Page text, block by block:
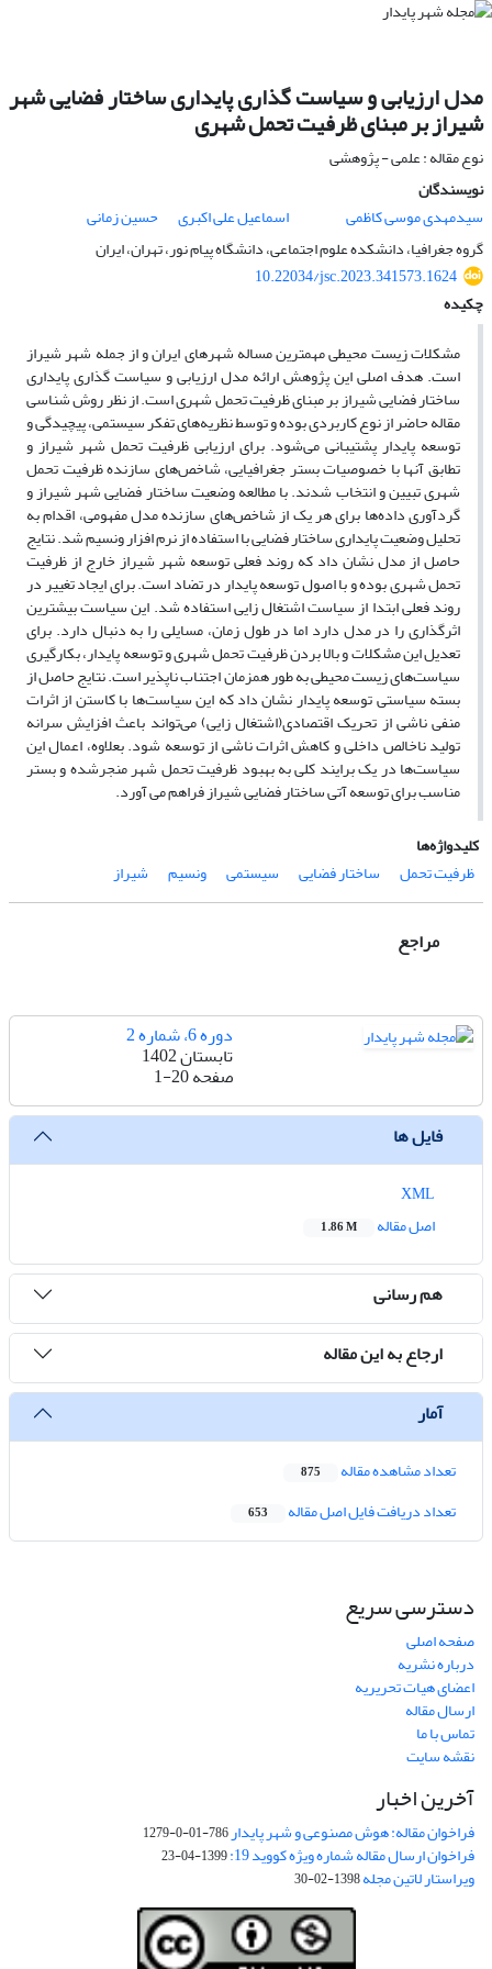
مدل ارزیابی و سیاست گذاری پایداری ساختار فضایی شهر
شیراز بر مبنای ظرفیت تحمل شهری
نوع مقاله : علمی - پژوهشی
نویسندگان
سیدمهدی موسی کاظمی
اسماعیل علی اکبری
حسین زمانی
گروه جغرافیا، دانشکده علوم اجتماعی، دانشگاه پیام نور، تهران، ایران
10.22034/jsc.2023.341573.1624
چکیده
مشکلات زیست محیطی مهمترین مساله شهرهای ایران و از جمله شهر شیراز
است. هدف اصلی این پژوهش ارائه مدل ارزیابی و سیاست گذاری پایداری
ساختار فضایی شیراز بر مبنای ظرفیت تحمل شهری است. از نظر روش شناسی
مقاله حاضر از نوع کاربردی بوده و توسط نظریه‌های تفکر سیستمی، پیچیدگی و
توسعه پایدار پشتیبانی می‌شود. برای ارزیابی ظرفیت تحمل شهر شیراز و
تطابق آنها با خصوصیات بستر جغرافیایی، شاخص‌های سازنده ظرفیت تحمل
شهری تبیین و انتخاب شدند. با مطالعه وضعیت ساختار فضایی شهر شیراز و
گردآوری داده‌ها برای هر یک از شاخص‌های سازنده مدل مفهومی، اقدام به
تحلیل وضعیت پایداری ساختار فضایی با استفاده از نرم افزار ونسیم شد. نتایج
حاصل از مدل نشان داد که روند فعلی توسعه شهر شیراز خارج از ظرفیت
تحمل شهری بوده و با اصول توسعه پایدار در تضاد است. برای ایجاد تغییر در
روند فعلی ابتدا از سیاست اشتغال زایی استفاده شد. این سیاست بیشترین
اثرگذاری را در مدل دارد اما در طول زمان، مسایلی را به دنبال دارد. برای
تعدیل این مشکلات و بالا بردن ظرفیت تحمل شهری و توسعه پایدار، بکارگیری
سیاست‌های زیست محیطی به طور همزمان اجتناب ناپذیر است. نتایج حاصل از
بسته سیاستی توسعه پایدار نشان داد که این سیاست‌ها با کاستن از اثرات
منفی ناشی از تحریک اقتصادی(اشتغال زایی) می‌تواند باعث افزایش سرانه
تولید ناخالص داخلی و کاهش اثرات ناشی از توسعه شود. بعلاوه، اعمال این
سیاست‌ها در یک برایند کلی به بهبود ظرفیت تحمل شهر منجرشده و بستر
مناسب برای توسعه آتی ساختار فضایی شیراز فراهم می آورد.
کلیدواژه‌ها
ظرفیت تحمل
ساختار فضایی سیستمی ونسیم شیراز
مراجع
دوره 6، شماره 2
تابستان 1402
صفحه1-20
فایل ها
اصل مقاله
1.86 M
هم رسانی
ارجاع به این مقاله
آمار
تعداد مشاهده مقاله 875
تعداد دریافت فایل اصل مقاله 653
دسترسی سریع
صفحه اصلی
درباره نشریه
اعضای هیات تحریریه
ارسال مقاله
تماس با ما
نقشه سایت
آخرین اخبار
فراخوان مقاله: هوش مصنوعی و شهر پایدار786-01-0-1279
فراخوان ارسال مقاله شماره ویژه کووید 19: 1399-04-23
ویراستار لاتین مجله1398-02-30